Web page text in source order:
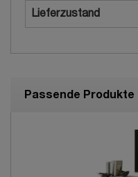
Lieferzustand
Passende Produkte